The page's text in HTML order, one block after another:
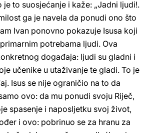
to suosjećanje i kaže: „Jadni ljudi!.
ga je navela da ponudi ono što
Ivan ponovno pokazuje Isusa koji
potrebama ljudi. Ova
događaja: ljudi su gladni i
učenike u utaživanje te gladi. To je
Isus se nije ograničio na to da
ovo: da mu ponudi svoju Riječ,
spasenje i naposljetku svoj život,
i ovo: pobrinuo se za hranu za